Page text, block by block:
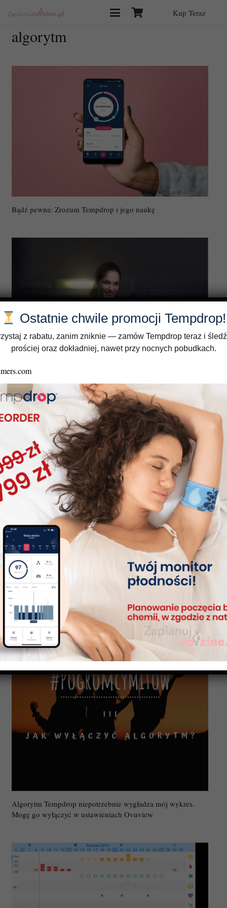
Kup Teraz
algorytm
Bądź pewna: Zrozum Tempdrop i jego naukę
Jakie Tempdrop może przynieść korzyści pracownikom
pracującym na zmiany?
Jak wyłączyć algorytm Tempdrop?
Algorytm Tempdrop niepotrzebnie wygładza mój wykres.
Mogę go wyłączyć w ustawieniach Ovuview
Ostatnie chwile promocji Tempdrop!
z rabatu, zanim zniknie — zamów Tempdrop teraz i
prościej oraz dokładniej, nawet przy nocnych pobudkach.